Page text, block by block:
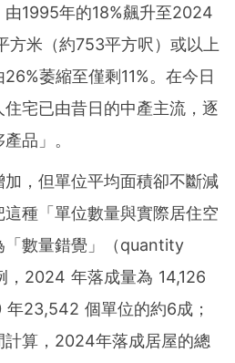
1995年的18%飆升至2024
方米（約753平方呎）或以上
萎縮至僅剩11%。在今日
宅已由昔日的中產主流，逐
品」。
，但單位平均面積卻不斷減
種「單位數量與實際居住空
「數量錯覺」（quantity
，2024 年落成量為 14,126
23,542 個單位的約6成；
計算，2024年落成居屋的總